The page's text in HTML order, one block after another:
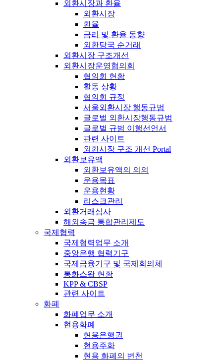
외환시장과 환율
외환시장
환율
금리 및 환율 동향
외환당국 순거래
외환시장 구조개선
외환시장운영협의회
협의회 현황
활동 상황
협의회 규정
서울외환시장 행동규범
글로벌 외환시장행동규범
글로벌 규범 이행선언서
관련 사이트
외환시장 구조 개선 Portal
외환보유액
외환보유액의 의의
운용목표
운용현황
리스크관리
외환거래심사
해외송금 통합관리제도
국제협력
국제협력업무 소개
중앙은행 협력기구
국제금융기구 및 국제회의체
통화스왑 현황
KPP & CBSP
관련 사이트
화폐
화폐업무 소개
현용화폐
현용은행권
현용주화
현용 화폐의 변천